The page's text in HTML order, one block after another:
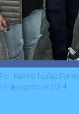
Katrina Nuñez Farias
Por
19 de agosto de 2024